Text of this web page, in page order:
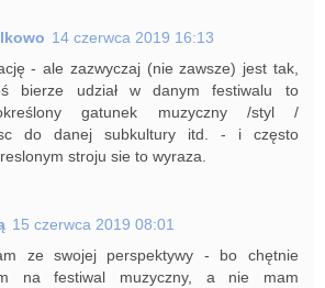
14 czerwca 2019 16:13
- ale zazwyczaj (nie zawsze) jest tak,
bierze udział w danym festiwalu to
gatunek muzyczny /styl /
do danej subkultury itd. - i często
stroju sie to wyraza.
15 czerwca 2019 08:01
ze swojej perspektywy - bo chętnie
na festiwal muzyczny, a nie mam